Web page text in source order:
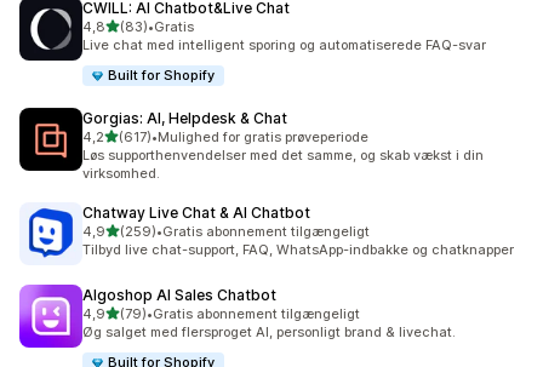
CWILL: AI Chatbot&Live Chat
4,8ud af 5 stjerner
(83)
83 anmeldelser i alt
•Gratis
Live chat med intelligent sporing og automatiserede FAQ-svar
Built for Shopify
Gorgias: AI, Helpdesk & Chat
4,2ud af 5 stjerner
(617)
617 anmeldelser i alt
•Mulighed for gratis prøveperiode
Løs supporthenvendelser med det samme, og skab vækst i din
virksomhed.
Chatway Live Chat & AI Chatbot
4,9ud af 5 stjerner
(259)
259 anmeldelser i alt
•Gratis abonnement tilgængeligt
Tilbyd live chat-support, FAQ, WhatsApp-indbakke og chatknapper
Algoshop AI Sales Chatbot
4,9ud af 5 stjerner
(79)
79 anmeldelser i alt
•Gratis abonnement tilgængeligt
Øg salget med flersproget AI, personligt brand & livechat.
Built for Shopify